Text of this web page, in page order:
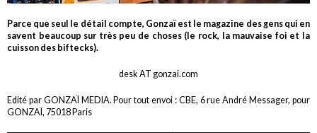
Parce que seul le détail compte, Gonzaï est le magazine des gens qui en
savent beaucoup sur très peu de choses (le rock, la mauvaise foi et la
cuisson des biftecks).
desk AT gonzai.com
Edité par GONZAÏ MEDIA. Pour tout envoi : CBE, 6 rue André Messager, pour
GONZAÏ, 75018 Paris